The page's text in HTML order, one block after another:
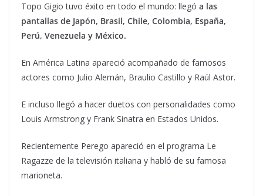
Topo Gigio tuvo éxito en todo el mundo: llegó a las
pantallas de Japón, Brasil, Chile, Colombia, España,
Perú, Venezuela y México.
En América Latina apareció acompañado de famosos
actores como Julio Alemán, Braulio Castillo y Raúl Astor.
E incluso llegó a hacer duetos con personalidades como
Louis Armstrong y Frank Sinatra en Estados Unidos.
Recientemente Perego apareció en el programa Le
Ragazze de la televisión italiana y habló de su famosa
marioneta.